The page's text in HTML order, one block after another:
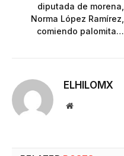
diputada de morena,
Norma López Ramírez,
comiendo palomita…
ELHILOMX
Website